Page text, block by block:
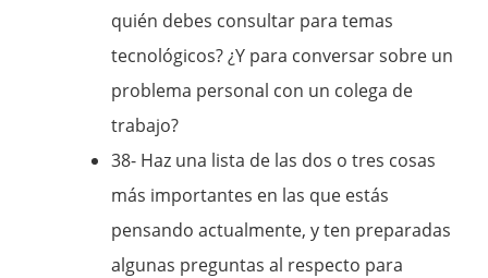
quién debes consultar para temas
tecnológicos? ¿Y para conversar sobre un
problema personal con un colega de
trabajo?
38- Haz una lista de las dos o tres cosas
más importantes en las que estás
pensando actualmente, y ten preparadas
algunas preguntas al respecto para